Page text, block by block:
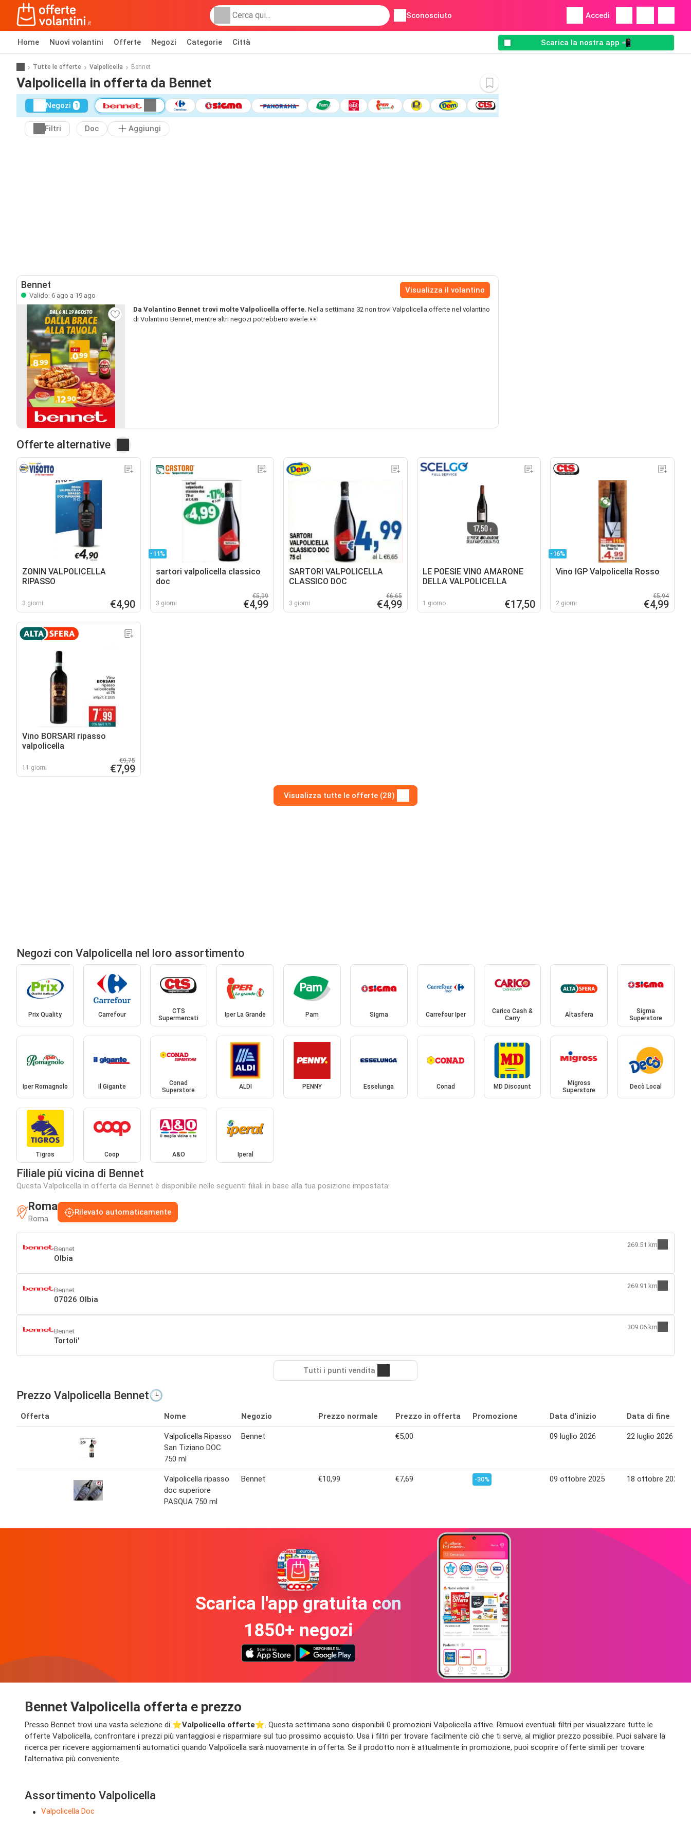
Sconosciuto Accedi
Home Nuovi volantini Offerte Negozi Categorie Città Scarica la nostra app 📲
Tutte le offerte Valpolicella Bennet
Valpolicella in offerta da Bennet
Negozi 1
Filtri Doc Aggiungi
Bennet
Valido: 6 ago a 19 ago
Visualizza il volantino
Da Volantino Bennet trovi molte Valpolicella offerte. Nella settimana 32 non trovi Valpolicella offerte nel volantino
di Volantino Bennet, mentre altri negozi potrebbero averle.👀
Offerte alternative
ZONIN VALPOLICELLA
RIPASSO
3 giorni €4,90
-11%
sartori valpolicella classico
doc
3 giorni
€5,99
€4,99
SARTORI VALPOLICELLA
CLASSICO DOC
3 giorni
€6,65
€4,99
LE POESIE VINO AMARONE
DELLA VALPOLICELLA
1 giorno €17,50
-16%
Vino IGP Valpolicella Rosso
2 giorni
€5,94
€4,99
Vino BORSARI ripasso
valpolicella
11 giorni
€9,75
€7,99
Visualizza tutte le offerte (28)
Negozi con Valpolicella nel loro assortimento
Prix Quality Carrefour
CTS
Supermercati
Iper La Grande Pam Sigma Carrefour Iper
Carico Cash &
Carry
Altasfera
Sigma
Superstore
Iper Romagnolo Il Gigante
Conad
Superstore
ALDI PENNY Esselunga Conad MD Discount
Migross
Superstore
Decò Local
Tigros Coop A&O Iperal
Filiale più vicina di Bennet
Questa Valpolicella in offerta da Bennet è disponibile nelle seguenti filiali in base alla tua posizione impostata:
Roma
Roma
Rilevato automaticamente
Bennet
Olbia
269.51 km
Bennet
07026 Olbia
269.91 km
Bennet
Tortoli'
309.06 km
Tutti i punti vendita
Prezzo Valpolicella Bennet🕒
Offerta Nome Negozio Prezzo normale Prezzo in offerta Promozione Data d'inizio Data di fine
Valpolicella Ripasso
San Tiziano DOC
750 ml
Bennet €5,00 09 luglio 2026 22 luglio 2026
Valpolicella ripasso
doc superiore
PASQUA 750 ml
Bennet €10,99 €7,69 -30% 09 ottobre 2025 18 ottobre 2025
Scarica l'app gratuita con
1850+ negozi
Bennet Valpolicella offerta e prezzo
Presso Bennet trovi una vasta selezione di ⭐️Valpolicella offerte⭐️. Questa settimana sono disponibili 0 promozioni Valpolicella attive. Rimuovi eventuali filtri per visualizzare tutte le
offerte Valpolicella, confrontare i prezzi più vantaggiosi e risparmiare sul tuo prossimo acquisto. Usa i filtri per trovare facilmente ciò che ti serve, al miglior prezzo possibile. Puoi salvare la
ricerca per ricevere aggiornamenti automatici quando Valpolicella sarà nuovamente in offerta. Se il prodotto non è attualmente in promozione, puoi scoprire offerte simili per trovare
l’alternativa più conveniente.
Assortimento Valpolicella
Valpolicella Doc